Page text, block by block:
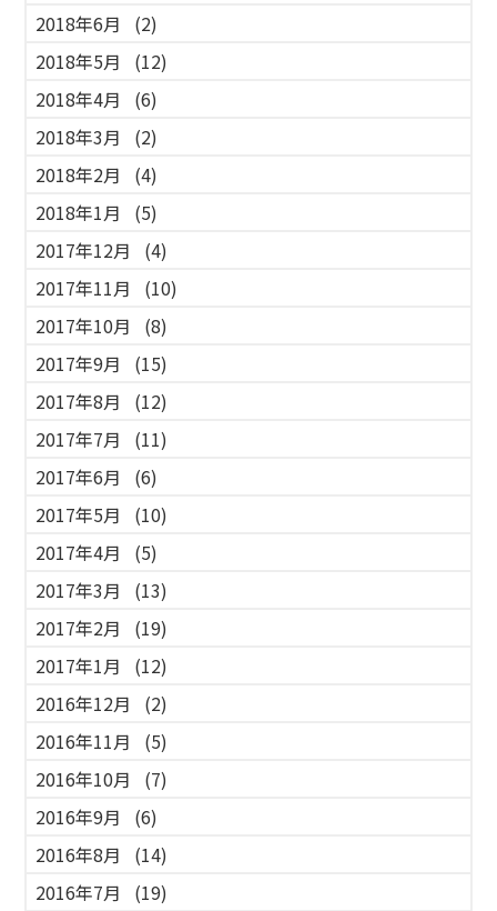
2018年6月
(2)
2018年5月
(12)
2018年4月
(6)
2018年3月
(2)
2018年2月
(4)
2018年1月
(5)
2017年12月
(4)
2017年11月
(10)
2017年10月
(8)
2017年9月
(15)
2017年8月
(12)
2017年7月
(11)
2017年6月
(6)
2017年5月
(10)
2017年4月
(5)
2017年3月
(13)
2017年2月
(19)
2017年1月
(12)
2016年12月
(2)
2016年11月
(5)
2016年10月
(7)
2016年9月
(6)
2016年8月
(14)
2016年7月
(19)